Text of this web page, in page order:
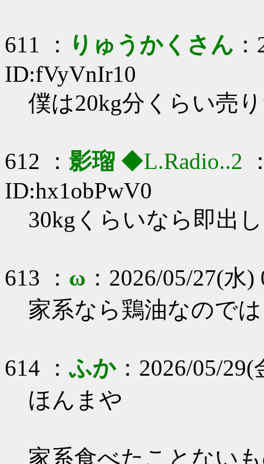
611 ： りゅうかくさん
ID:fVyVnIr10
僕は20kg分くらい売
612 ： 影瑠 ◆L.Radio..2
ID:hx1obPwV0
30kgくらいなら即出
613 ： ω ：2026/05/27(水
家系なら鶏油なので
614 ：ふか：2026/05/29(
ほんまや
家系食べたことない